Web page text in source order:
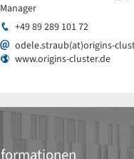
Manager
+49 89 289 101 72
odele.straub(at)origins-
www.origins-cluster.de